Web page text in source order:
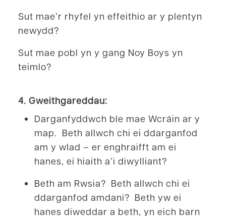
Sut mae’r rhyfel yn effeithio ar y plentyn
newydd?
Sut mae pobl yn y gang Noy Boys yn
teimlo?
4. Gweithgareddau:
Darganfyddwch ble mae Wcráin ar y
map. Beth allwch chi ei ddarganfod
am y wlad – er enghraifft am ei
hanes, ei hiaith a’i diwylliant?
Beth am Rwsia? Beth allwch chi ei
ddarganfod amdani? Beth yw ei
hanes diweddar a beth, yn eich barn